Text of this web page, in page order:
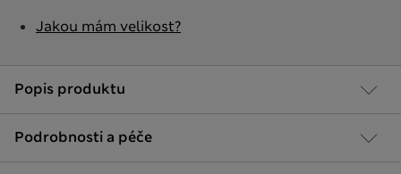
Popis produktu
Podrobnosti a péče
Jakou mám velikost?